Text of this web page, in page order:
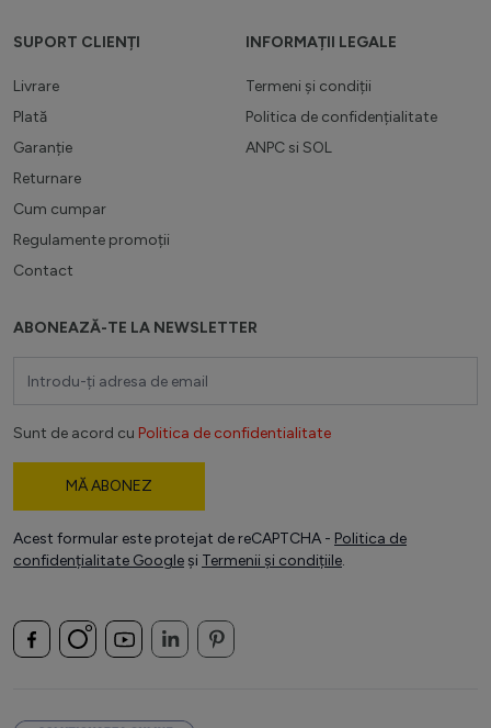
SUPORT CLIENȚI
Livrare
Plată
Garanție
Returnare
Cum cumpar
Regulamente promoții
Contact
INFORMAȚII LEGALE
Termeni și condiții
Politica de confidențialitate
ANPC si SOL
ABONEAZĂ-TE LA NEWSLETTER
Sunt de acord cu Politica de confidentialitate
MĂ ABONEZ
Acest formular este protejat de reCAPTCHA - Politica de
confidențialitate Google și Termenii și condițiile.